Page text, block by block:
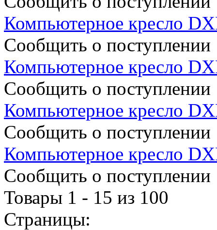
Компьютерное кресло
Сообщить о поступлении
Компьютерное кресло
Сообщить о поступлении
Компьютерное кресло
Сообщить о поступлении
Компьютерное кресло
Сообщить о поступлении
Товары 1 - 15 из 100
Страницы: